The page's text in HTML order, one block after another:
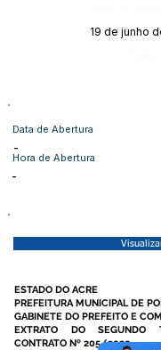
19 de junho
Data de Abertura
-
Hora de Abertura
-
ESTADO DO ACRE
PREFEITURA MUNICIPAL DE
GABINETE DO PREFEITO E
EXTRATO DO SEGUNDO
CONTRATO Nº 205/2025